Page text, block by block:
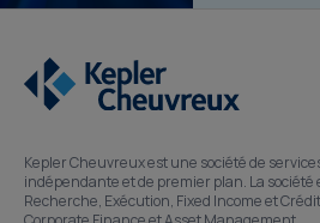
Kepler Cheuvreux est une société de
indépendante et de premier plan. La société
Recherche, Exécution, Fixed Income et